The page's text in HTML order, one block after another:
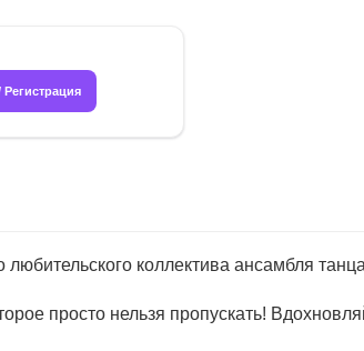
Регистрация
любительского коллектива ансамбля
просто нельзя пропускать!